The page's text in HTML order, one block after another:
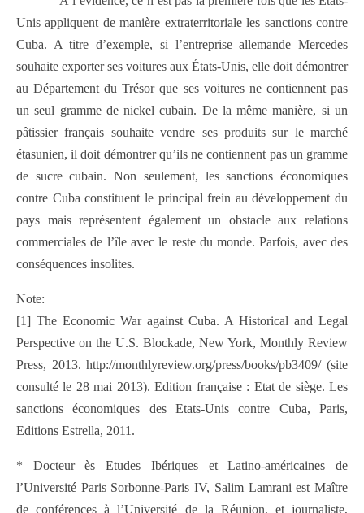
Unis appliquent de manière extraterritoriale les sanctions contre
Cuba. A titre d’exemple, si l’entreprise allemande Mercedes
souhaite exporter ses voitures aux États-Unis, elle doit démontrer
au Département du Trésor que ses voitures ne contiennent pas
un seul gramme de nickel cubain. De la même manière, si un
pâtissier français souhaite vendre ses produits sur le marché
étasunien, il doit démontrer qu’ils ne contiennent pas un gramme
de sucre cubain. Non seulement, les sanctions économiques
contre Cuba constituent le principal frein au développement du
pays mais représentent également un obstacle aux relations
commerciales de l’île avec le reste du monde. Parfois, avec des
conséquences insolites.
Note:
[1] The Economic War against Cuba. A Historical and Legal
Perspective on the U.S. Blockade, New York, Monthly Review
Press, 2013. http://monthlyreview.org/press/books/pb3409/ (site
consulté le 28 mai 2013). Edition française : Etat de siège. Les
sanctions économiques des Etats-Unis contre Cuba, Paris,
Editions Estrella, 2011.
* Docteur ès Etudes Ibériques et Latino-américaines de
l’Université Paris Sorbonne-Paris IV, Salim Lamrani est Maître
de conférences à l’Université de la Réunion, et journaliste,